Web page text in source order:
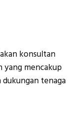
konsultan
yang mencakup
dukungan tenaga